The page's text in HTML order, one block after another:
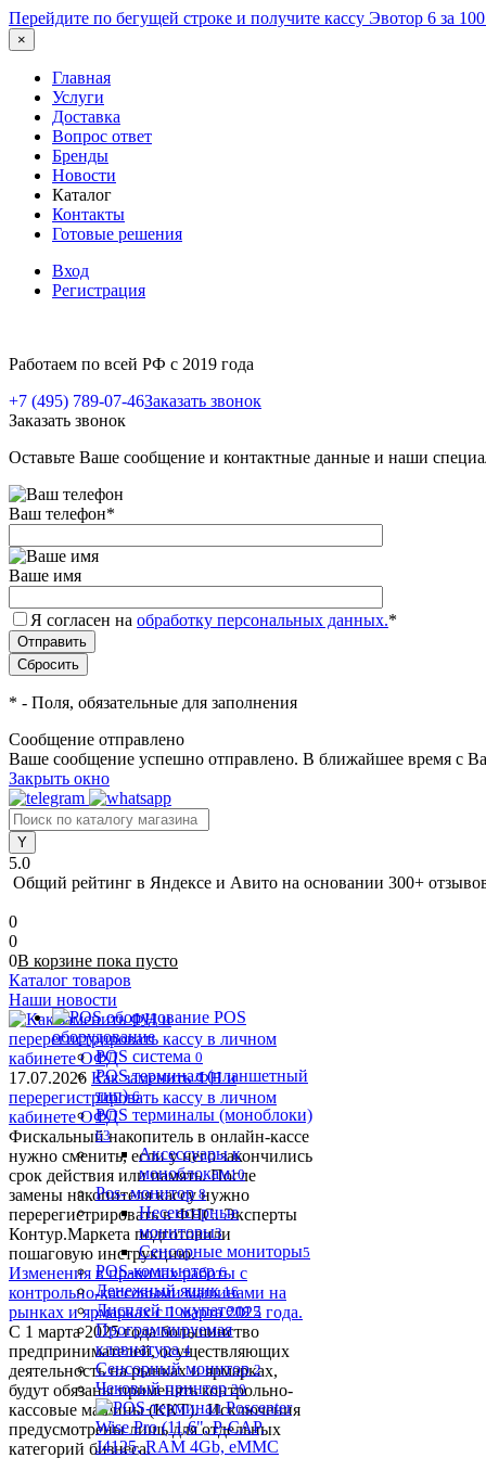
Перейдите по бегущей строке и получите кассу Эвотор 6 за
×
Главная
Услуги
Доставка
Вопрос ответ
Бренды
Новости
Каталог
Контакты
Готовые решения
Вход
Регистрация
Работаем по всей РФ с 2019 года
+7 (495) 789-07-46Заказать звонок
Заказать звонок
Оставьте Ваше сообщение и контактные данные и наши
Ваш телефон*
Ваше имя
Я согласен на обработку персональных данных.*
* - Поля, обязательные для заполнения
Сообщение отправлено
Ваше сообщение успешно отправлено. В ближайшее время с
Закрыть окно
5.0
Общий рейтинг в Яндексе и Авито на основании 300+
0
0
0В корзине пока пусто
Каталог товаров
POS
оборудование
POS система 0
POS терминал (планшетный
тип) 6
POS терминалы (моноблоки)
63
Аксессуары к
моноблокам10
Pos- монитор 8
Несенсорные
мониторы3
Сенсорные мониторы5
POS-компьютер 6
Денежный ящик 16
Дисплей покупателя 2
Программируемая
клавиатура 4
Сенсорный монитор 2
Чековый принтер 20
Наши новости
17.07.2026 Как заменить ФН и
перерегистрировать кассу в личном
кабинете ОФД
Фискальный накопитель в онлайн-кассе
нужно сменить, если у него закончились
срок действия или память. После
замены накопителя кассу нужно
перерегистрировать в ФНС. Эксперты
Контур.Маркета подготовили
пошаговую инструкцию.
Изменения в правилах работы с
контрольно-кассовыми машинами на
рынках и ярмарках с 1 марта 2025 года.
С 1 марта 2025 года большинство
предпринимателей, осуществляющих
деятельность на рынках и ярмарках,
будут обязаны применять контрольно-
кассовые машины (ККТ). Исключения
предусмотрены лишь для отдельных
категорий бизнеса.